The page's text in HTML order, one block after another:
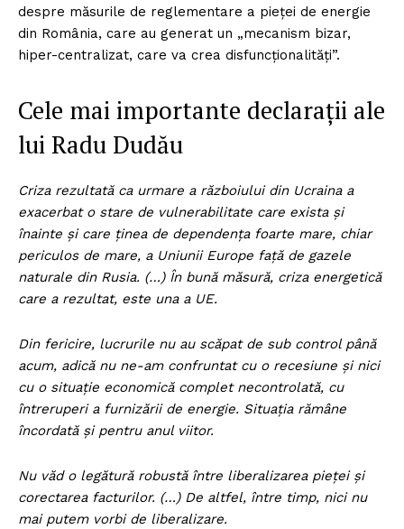
despre măsurile de reglementare a pieței de energie
din România, care au generat un „mecanism bizar,
hiper-centralizat, care va crea disfuncționalități”.
Cele mai importante declarații ale
lui Radu Dudău
Criza rezultată ca urmare a războiului din Ucraina a
exacerbat o stare de vulnerabilitate care exista și
înainte și care ținea de dependența foarte mare, chiar
periculos de mare, a Uniunii Europe față de gazele
naturale din Rusia. (…) În bună măsură, criza energetică
care a rezultat, este una a UE.
Din fericire, lucrurile nu au scăpat de sub control până
acum, adică nu ne-am confruntat cu o recesiune și nici
cu o situație economică complet necontrolată, cu
întreruperi a furnizării de energie. Situația rămâne
încordată și pentru anul viitor.
Nu văd o legătură robustă între liberalizarea pieței și
corectarea facturilor. (…) De altfel, între timp, nici nu
mai putem vorbi de liberalizare.